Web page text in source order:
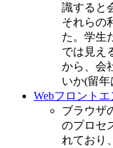
識すると
それらの
た。学生
では見え
から、会
いか(留年
Webフロント
ブラウザ
のプロセ
れており